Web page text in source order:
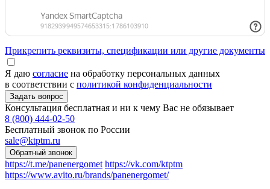
Прикрепить реквизиты, спецификации или другие документы
Я даю согласие на обработку персональных данных
в соответствии с политикой конфиденциальности
Консультация бесплатная и ни к чему Вас не обязывает
8 (800) 444-02-50
Бесплатный звонок по России
sale@ktptm.ru
https://t.me/panenergomet https://vk.com/ktptm
https://www.avito.ru/brands/panenergomet/